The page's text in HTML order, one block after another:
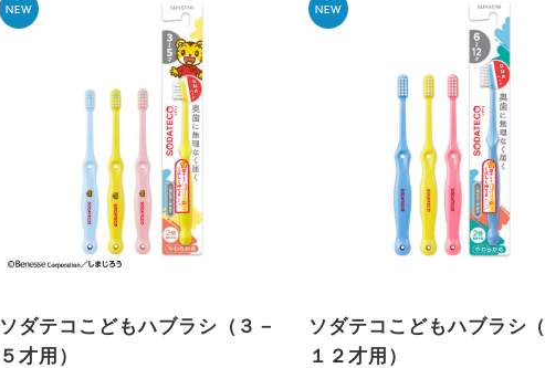
NEW
ソダテコこどもハブラシ（３－
５才用）
NEW
ソダテコこどもハブラシ
１２才用）